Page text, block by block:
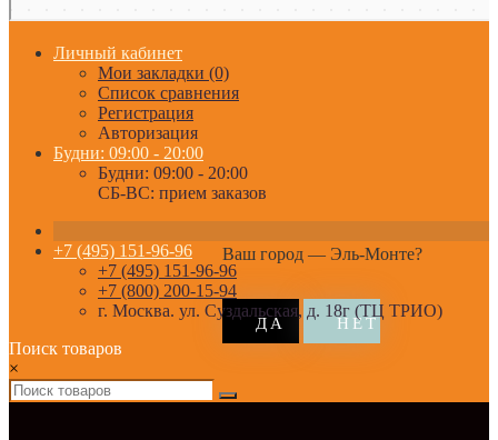
Личный кабинет
Мои закладки (0)
Список сравнения
Регистрация
Авторизация
Будни: 09:00 - 20:00
Будни: 09:00 - 20:00
СБ-ВС: прием заказов
Ваш город — Эль-Монте?
+7 (495) 151-96-96
+7 (495) 151-96-96
+7 (800) 200-15-94
г. Москва. ул. Суздальская, д. 18г (ТЦ ТРИО)
Поиск товаров
×